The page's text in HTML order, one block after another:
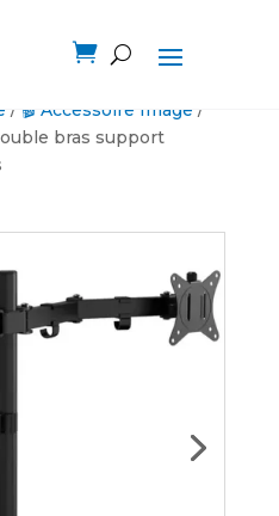

/ 🎬 Accessoire Image /
bras support